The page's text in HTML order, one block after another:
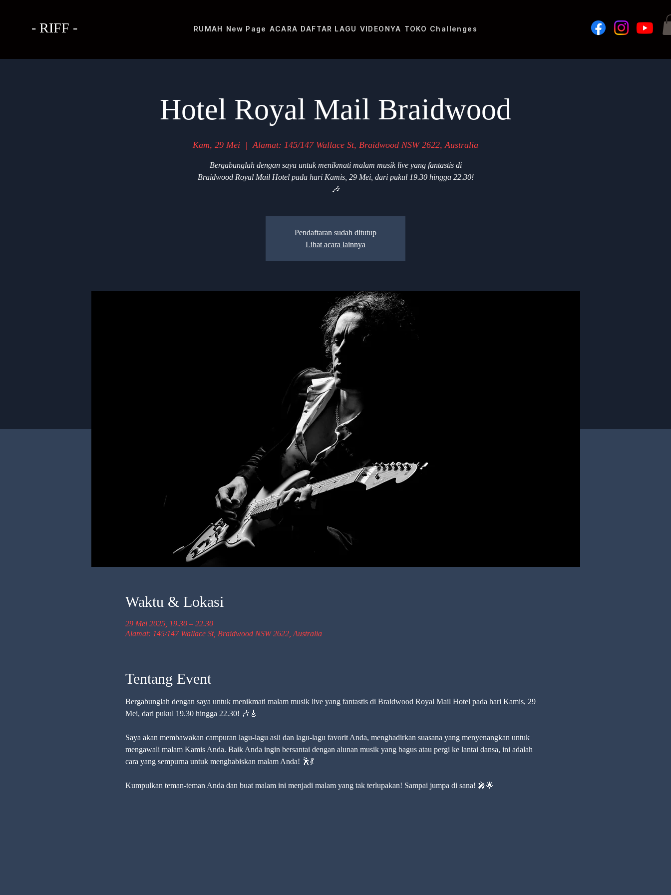
- RIFF - RUMAH New Page ACARA DAFTAR LAGU VIDEONYA TOKO Challenges
Hotel Royal Mail Braidwood
Kam, 29 Mei
  |
Alamat: 145/147 Wallace St, Braidwood NSW 2622, Australia
Bergabunglah dengan saya untuk menikmati malam musik live yang fantastis di
Braidwood Royal Mail Hotel pada hari Kamis, 29 Mei, dari pukul 19.30 hingga 22.30!
🎶
Pendaftaran sudah ditutup
Lihat acara lainnya
Waktu & Lokasi
29 Mei 2025, 19.30 – 22.30
Alamat: 145/147 Wallace St, Braidwood NSW 2622, Australia
Tentang Event
Bergabunglah dengan saya untuk menikmati malam musik live yang fantastis di Braidwood Royal Mail Hotel pada hari Kamis, 29
Mei, dari pukul 19.30 hingga 22.30! 🎶🎸
Saya akan membawakan campuran lagu-lagu asli dan lagu-lagu favorit Anda, menghadirkan suasana yang menyenangkan untuk
mengawali malam Kamis Anda. Baik Anda ingin bersantai dengan alunan musik yang bagus atau pergi ke lantai dansa, ini adalah
cara yang sempurna untuk menghabiskan malam Anda! 🕺💃
Kumpulkan teman-teman Anda dan buat malam ini menjadi malam yang tak terlupakan! Sampai jumpa di sana! 🎤🌟